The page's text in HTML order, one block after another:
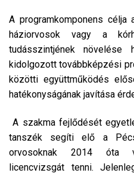
A programkomponens célja
háziorvosok vagy a
tudásszintjének növelése
kidolgozott továbbképzési
közötti együttműködés
hatékonyságának javítása
A szakma fejlődését
tanszék segíti elő a
orvosoknak 2014 óta
licencvizsgát tenni.